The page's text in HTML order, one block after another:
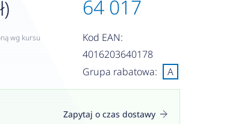
wg kursu
64 017
Kod EAN:
4016203640178
Grupa rabatowa:
A
Zapytaj o czas dostawy